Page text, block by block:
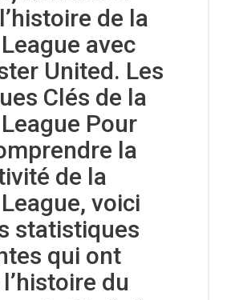
de la
avec
United. Les
Clés de la
Pour
la
de la
voici
statistiques
qui ont
du